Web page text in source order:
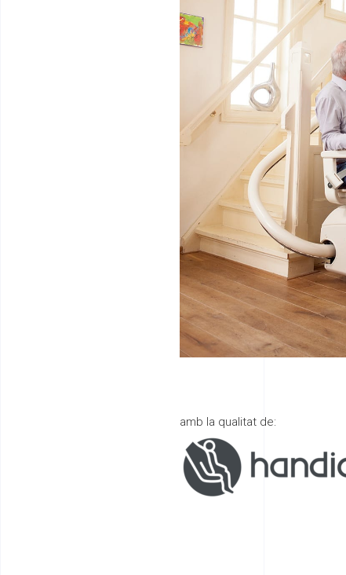
amb la qualitat de: